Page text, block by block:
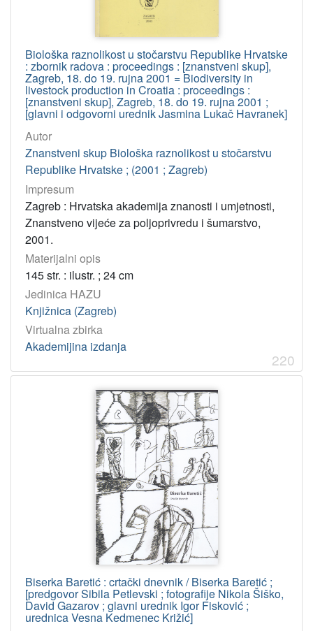
Biološka raznolikost u stočarstvu Republike Hrvatske
: zbornik radova : proceedings : [znanstveni skup],
Zagreb, 18. do 19. rujna 2001 = Biodiversity in
livestock production in Croatia : proceedings :
[znanstveni skup], Zagreb, 18. do 19. rujna 2001 ;
[glavni i odgovorni urednik Jasmina Lukač Havranek]
Autor
Znanstveni skup Biološka raznolikost u stočarstvu
Republike Hrvatske ; (2001 ; Zagreb)
Impresum
Zagreb : Hrvatska akademija znanosti i umjetnosti,
Znanstveno vijeće za poljoprivredu i šumarstvo,
2001.
Materijalni opis
145 str. : ilustr. ; 24 cm
Jedinica HAZU
Knjižnica (Zagreb)
Virtualna zbirka
Akademijina izdanja
220
Biserka Baretić : crtački dnevnik / Biserka Baretić ;
[predgovor Sibila Petlevski ; fotografije Nikola Šiško,
David Gazarov ; glavni urednik Igor Fisković ;
urednica Vesna Kedmenec Križić]